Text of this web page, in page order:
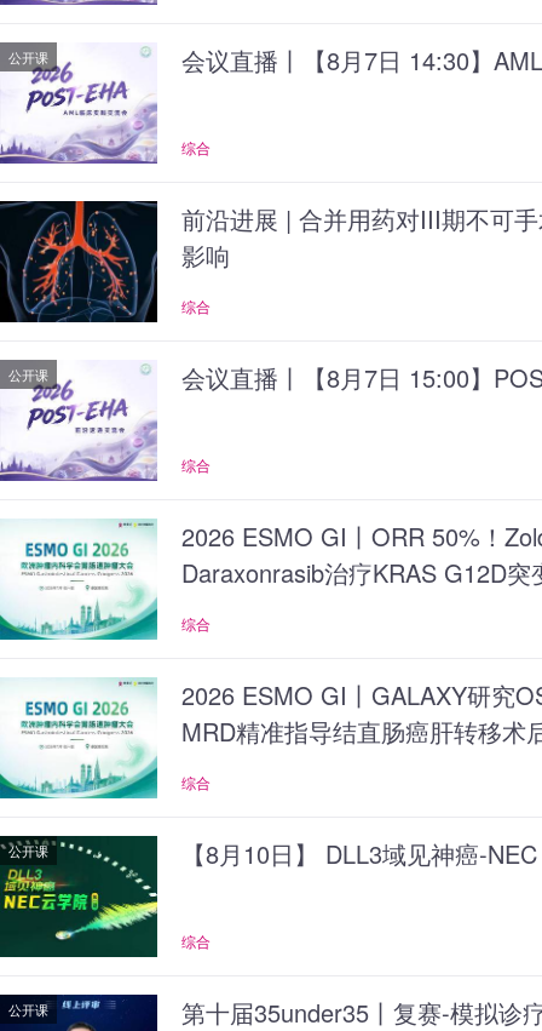
会议直播丨【8月7日 14:30】
综合
公开课
前沿进展 | 合并用药对III期不可
影响
综合
会议直播丨【8月7日 15:00】
综合
公开课
2026 ESMO GI丨ORR 50%！
Daraxonrasib治疗KRAS G12D
潜力
综合
2026 ESMO GI丨GALAXY研究
MRD精准指导结直肠癌肝转移术
综合
【8月10日】 DLL3域见神癌-
综合
公开课
第十届35under35丨复赛-模拟诊
公开课